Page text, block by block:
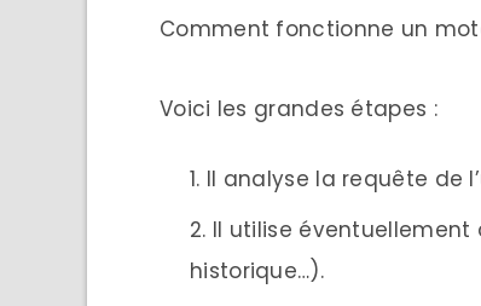
Comment fonctionne un
Voici les grandes étapes :
Il analyse la requête de
Il utilise éventuellement
historique…).